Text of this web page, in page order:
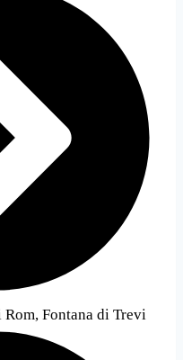
Fontana di Trevi